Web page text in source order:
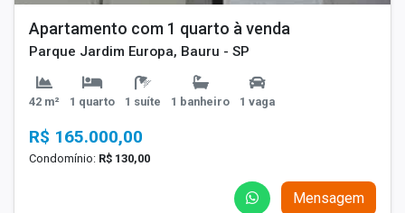
Apartamento com 1 quarto à venda
Parque Jardim Europa, Bauru - SP
42 m² 1 quarto 1 suíte 1 banheiro 1 vaga
R$ 165.000,00
Condomínio: R$ 130,00
Mensagem